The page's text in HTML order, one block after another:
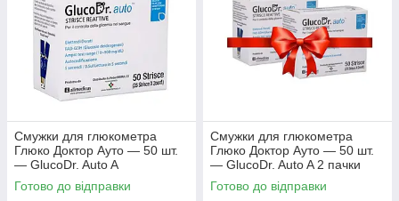
Смужки для глюкометра
Глюко Доктор Ауто — 50 шт.
— GlucoDr. Auto A
Готово до відправки
Смужки для глюкометра
Глюко Доктор Ауто — 50 шт.
— GlucoDr. Auto A 2 пачки
Готово до відправки